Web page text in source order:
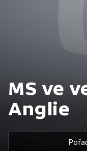
MS ve
Anglie